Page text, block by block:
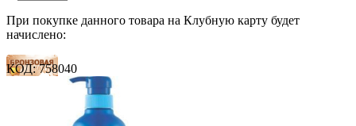
При покупке данного товара на Клубную карту будет
начислено:
14 баллов
21 балл
КОД: 758040